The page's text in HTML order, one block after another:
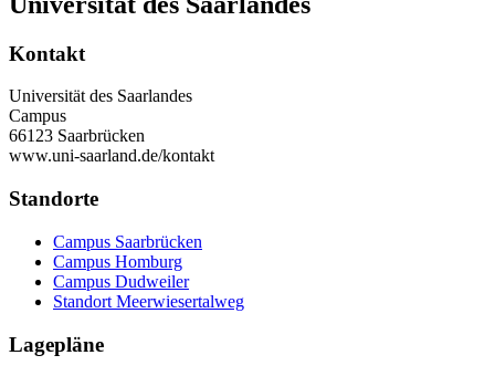
Kontakt
Universität des Saarlandes
Campus
66123 Saarbrücken
www.uni-saarland.de/kontakt
Standorte
Campus Saarbrücken
Campus Homburg
Campus Dudweiler
Standort Meerwiesertalweg
Lagepläne